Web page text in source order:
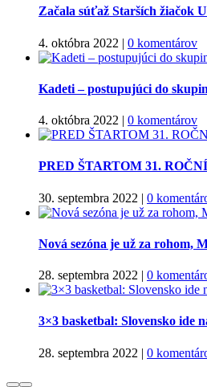
Začala súťaž Starších žiačok
4. októbra 2022 | 0 komentárov
Kadeti – postupujúci do
4. októbra 2022 | 0 komentárov
PRED ŠTARTOM 31.
30. septembra 2022 | 0
Nová sezóna je už za rohom,
28. septembra 2022 | 0
3×3 basketbal: Slovensko ide
28. septembra 2022 | 0